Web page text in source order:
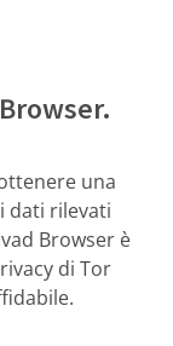
una
dati rilevati
Browser è
di Tor